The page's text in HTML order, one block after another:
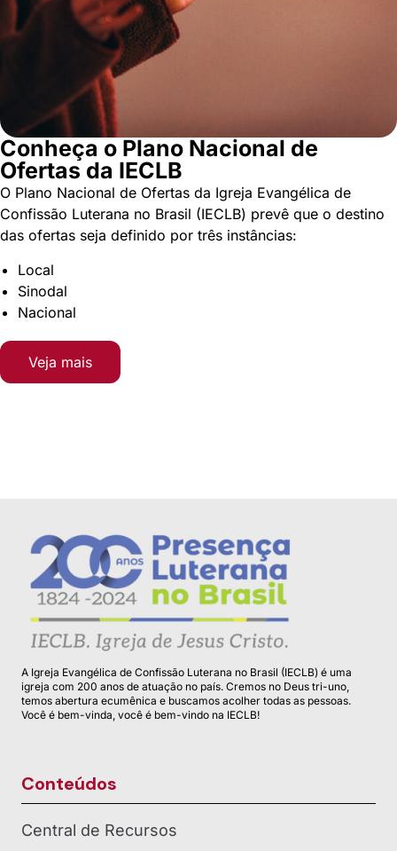
Conheça o Plano Nacional de
Ofertas da IECLB
O Plano Nacional de Ofertas da Igreja Evangélica de
Confissão Luterana no Brasil (IECLB) prevê que o destino
das ofertas seja definido por três instâncias:
Local
Sinodal
Nacional
Veja mais
A Igreja Evangélica de Confissão Luterana no Brasil (IECLB) é uma
igreja com 200 anos de atuação no país. Cremos no Deus tri-uno,
temos abertura ecumênica e buscamos acolher todas as pessoas.
Você é bem-vinda, você é bem-vindo na IECLB!
Conteúdos
Central de Recursos